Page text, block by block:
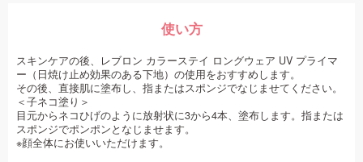
使い方
スキンケアの後、レブロン カラーステイ ロングウェア UV プライマ
ー（日焼け止め効果のある下地）の使用をおすすめします。
その後、直接肌に塗布し、指またはスポンジでなじませてください。
＜子ネコ塗り＞
目元からネコひげのように放射状に3から4本、塗布します。指または
スポンジでポンポンとなじませます。
※顔全体にお使いいただけます。